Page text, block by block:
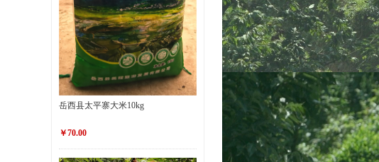
岳西县太平寨大米10kg
￥70.00